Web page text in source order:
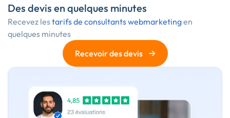
Des devis en quelques minutes
Recevez lestarifs de consultants webmarketingen
quelques minutes
Recevoir des devis
→